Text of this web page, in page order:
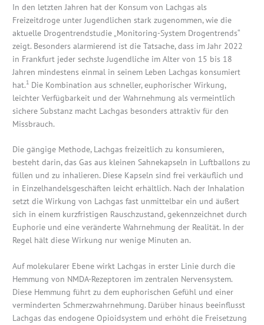
In den letzten Jahren hat der Konsum von Lachgas als
Freizeitdroge unter Jugendlichen stark zugenommen, wie die
aktuelle Drogentrendstudie „Monitoring-System Drogentrends“
zeigt. Besonders alarmierend ist die Tatsache, dass im Jahr 2022
in Frankfurt jeder sechste Jugendliche im Alter von 15 bis 18
Jahren mindestens einmal in seinem Leben Lachgas konsumiert
hat.1 Die Kombination aus schneller, euphorischer Wirkung,
leichter Verfügbarkeit und der Wahrnehmung als vermeintlich
sichere Substanz macht Lachgas besonders attraktiv für den
Missbrauch.
Die gängige Methode, Lachgas freizeitlich zu konsumieren,
besteht darin, das Gas aus kleinen Sahnekapseln in Luftballons zu
füllen und zu inhalieren. Diese Kapseln sind frei verkäuflich und
in Einzelhandelsgeschäften leicht erhältlich. Nach der Inhalation
setzt die Wirkung von Lachgas fast unmittelbar ein und äußert
sich in einem kurzfristigen Rauschzustand, gekennzeichnet durch
Euphorie und eine veränderte Wahrnehmung der Realität. In der
Regel hält diese Wirkung nur wenige Minuten an.
Auf molekularer Ebene wirkt Lachgas in erster Linie durch die
Hemmung von NMDA-Rezeptoren im zentralen Nervensystem.
Diese Hemmung führt zu dem euphorischen Gefühl und einer
verminderten Schmerzwahrnehmung. Darüber hinaus beeinflusst
Lachgas das endogene Opioidsystem und erhöht die Freisetzung